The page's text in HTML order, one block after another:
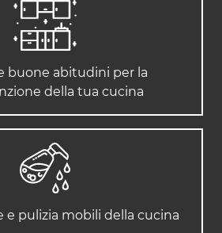
buone abitudini per la
della tua cucina
e pulizia mobili della cucina